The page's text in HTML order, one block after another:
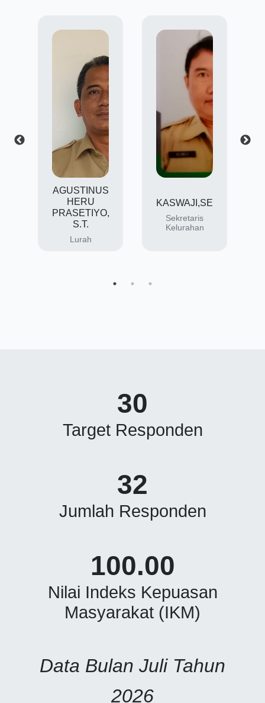
AGUSTINUS
HERU
PRASETIYO,
S.T.
Lurah
KASWAJI,SE
Sekretaris
Kelurahan
30
Target Responden
32
Jumlah Responden
100.00
Nilai Indeks Kepuasan
Masyarakat (IKM)
Data Bulan Juli Tahun
2026